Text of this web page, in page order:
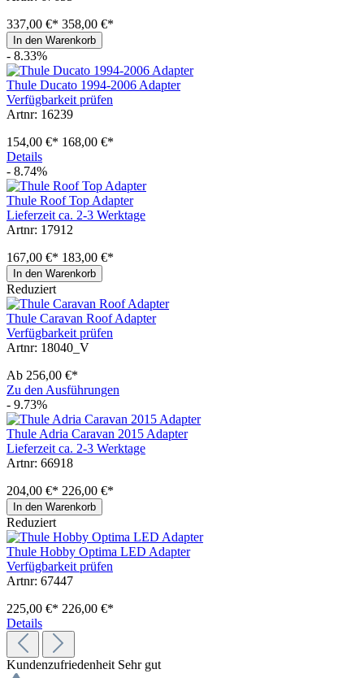
337,00 €* 358,00 €*
In den Warenkorb
- 8.33%
Thule Ducato 1994-2006 Adapter
Verfügbarkeit prüfen
Artnr: 16239
154,00 €* 168,00 €*
Details
- 8.74%
Thule Roof Top Adapter
Lieferzeit ca. 2-3 Werktage
Artnr: 17912
167,00 €* 183,00 €*
In den Warenkorb
Reduziert
Thule Caravan Roof Adapter
Verfügbarkeit prüfen
Artnr: 18040_V
Ab 256,00 €*
Zu den Ausführungen
- 9.73%
Thule Adria Caravan 2015 Adapter
Lieferzeit ca. 2-3 Werktage
Artnr: 66918
204,00 €* 226,00 €*
In den Warenkorb
Reduziert
Thule Hobby Optima LED Adapter
Verfügbarkeit prüfen
Artnr: 67447
225,00 €* 226,00 €*
Details
Kundenzufriedenheit Sehr gut